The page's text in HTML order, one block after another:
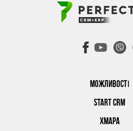
МОЖЛИВОСТІ
START CRM
ХМАРА